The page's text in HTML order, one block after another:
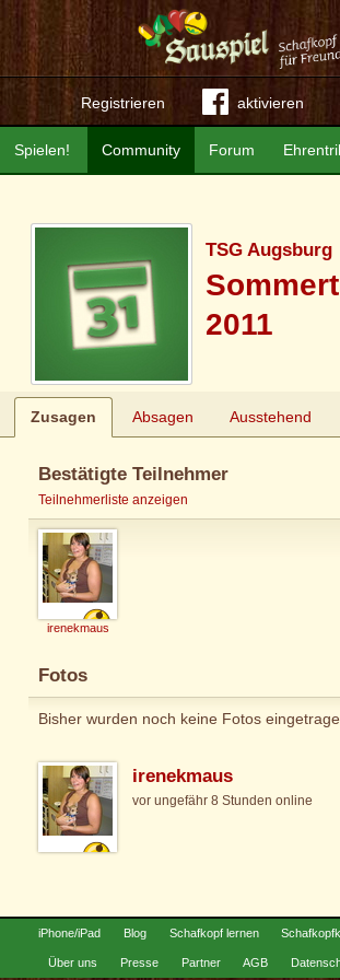
Registrieren aktivieren
Community Forum
Spielen!
TSG Augsburg
2011
Zusagen Absagen Ausstehend
Bestätigte Teilnehmer
Teilnehmerliste anzeigen
irenekmaus
Fotos
Bisher wurden noch keine Fotos
irenekmaus
vor ungefähr 8 Stunden online
iPhone/iPad Blog Schafkopf lernen
Über uns Presse Partner AGB